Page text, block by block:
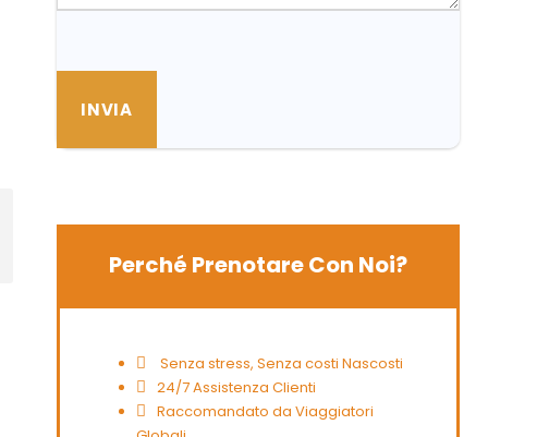
Perché Prenotare Con Noi?
Senza stress, Senza costi Nascosti
24/7 Assistenza Clienti
Raccomandato da Viaggiatori